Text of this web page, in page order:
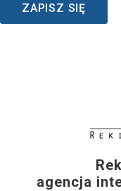
ZAPISZ SIĘ
agencja